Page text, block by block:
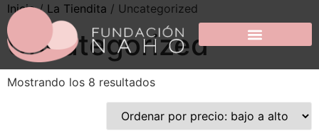
Inicio/ La Tiendita / Uncategorized
Uncategorized
Mostrando los 8 resultados